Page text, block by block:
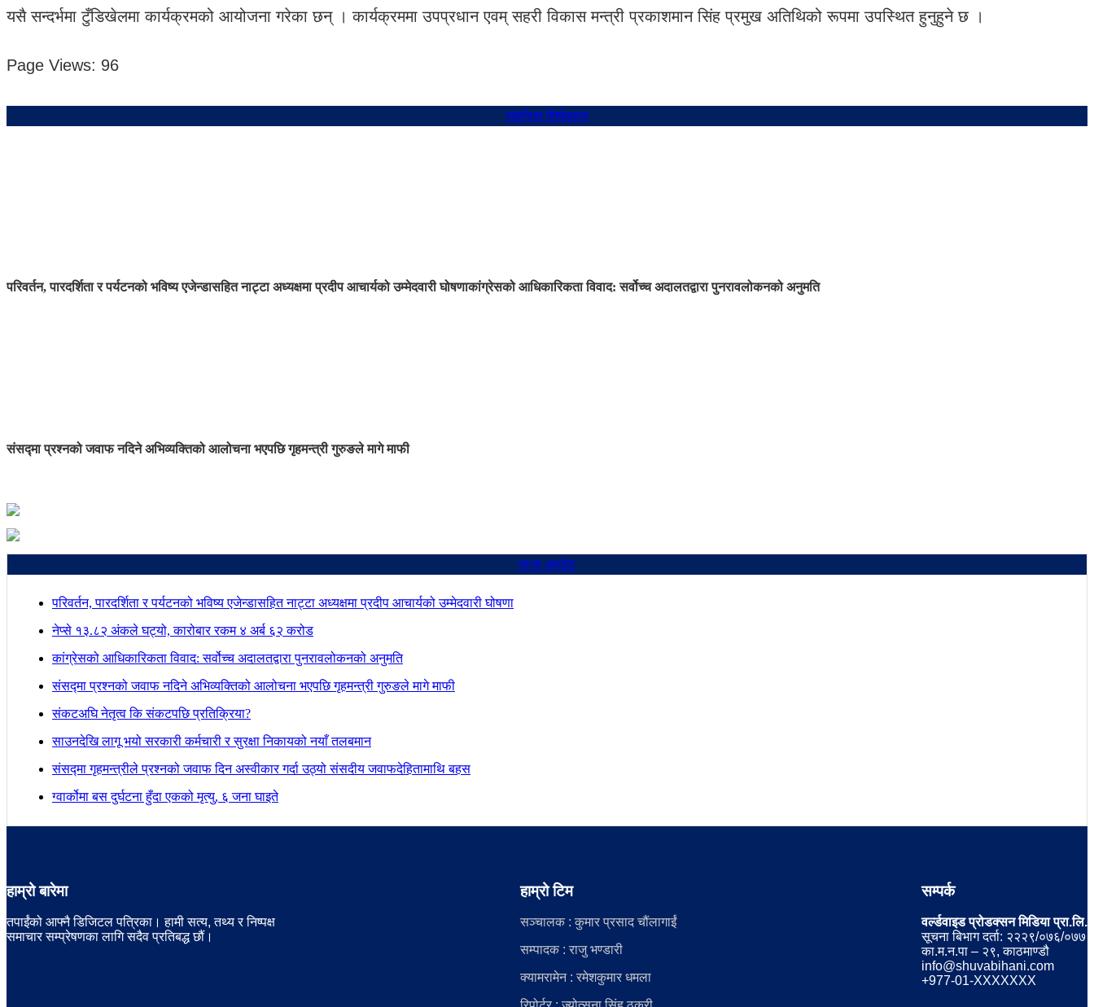
यसै सन्दर्भमा टुँडिखेलमा कार्यक्रमको आयोजना गरेका छन् । कार्यक्रममा उपप्रधान एवम् सहरी विकास मन्त्री प्रकाशमान सिंह प्रमुख अतिथिको रूपमा उपस्थित हुनुहुने छ ।
Page Views: 96
संबन्धित शिर्षकहरु
परिवर्तन, पारदर्शिता र पर्यटनको भविष्य एजेन्डासहित नाट्टा अध्यक्षमा प्रदीप आचार्यको उम्मेदवारी घोषणाकांग्रेसको आधिकारिकता विवाद: सर्वोच्च अदालतद्वारा पुनरावलोकनको अनुमति
संसद्मा प्रश्नको जवाफ नदिने अभिव्यक्तिको आलोचना भएपछि गृहमन्त्री गुरुङले मागे माफी
ताजा अपडेट
परिवर्तन, पारदर्शिता र पर्यटनको भविष्य एजेन्डासहित नाट्टा अध्यक्षमा प्रदीप आचार्यको उम्मेदवारी घोषणा
नेप्से १३.८२ अंकले घट्यो, कारोबार रकम ४ अर्ब ६२ करोड
कांग्रेसको आधिकारिकता विवाद: सर्वोच्च अदालतद्वारा पुनरावलोकनको अनुमति
संसद्मा प्रश्नको जवाफ नदिने अभिव्यक्तिको आलोचना भएपछि गृहमन्त्री गुरुङले मागे माफी
संकटअघि नेतृत्व कि संकटपछि प्रतिक्रिया?
साउनदेखि लागू भयो सरकारी कर्मचारी र सुरक्षा निकायको नयाँ तलबमान
संसद्मा गृहमन्त्रीले प्रश्नको जवाफ दिन अस्वीकार गर्दा उठ्यो संसदीय जवाफदेहितामाथि बहस
ग्वार्कोमा बस दुर्घटना हुँदा एकको मृत्यु, ६ जना घाइते
हाम्रो बारेमा
तपाईंको आफ्नै डिजिटल पत्रिका। हामी सत्य, तथ्य र निष्पक्ष
समाचार सम्प्रेषणका लागि सदैव प्रतिबद्ध छौं।
हाम्रो टिम
सञ्चालक : कुमार प्रसाद चौंलागाईं
सम्पादक : राजु भण्डारी
क्यामरामेन : रमेशकुमार धमला
सम्पर्क
वर्ल्डवाइड प्रोडक्सन मिडिया प्रा.लि.
सूचना बिभाग दर्ता: २२२९/०७६/०७७
का.म.न.पा – २९, काठमाण्डौ
info@shuvabihani.com
+977-01-XXXXXXX